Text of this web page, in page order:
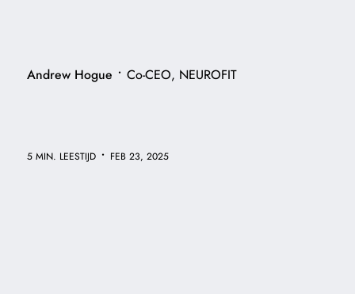
Andrew Hogue • Co-CEO, NEUROFIT
5 MIN. LEESTIJD • FEB 23, 2025